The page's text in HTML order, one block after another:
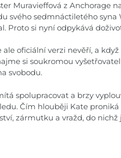
Muravieffová z Anchorage
svého sedmnáctiletého
Proto si nyní odpykává
ale oficiální verzi nevěří, a
si soukromou
svobodu.
spolupracovat a brzy
Čím hlouběji Kate
zármutku a vražd, do